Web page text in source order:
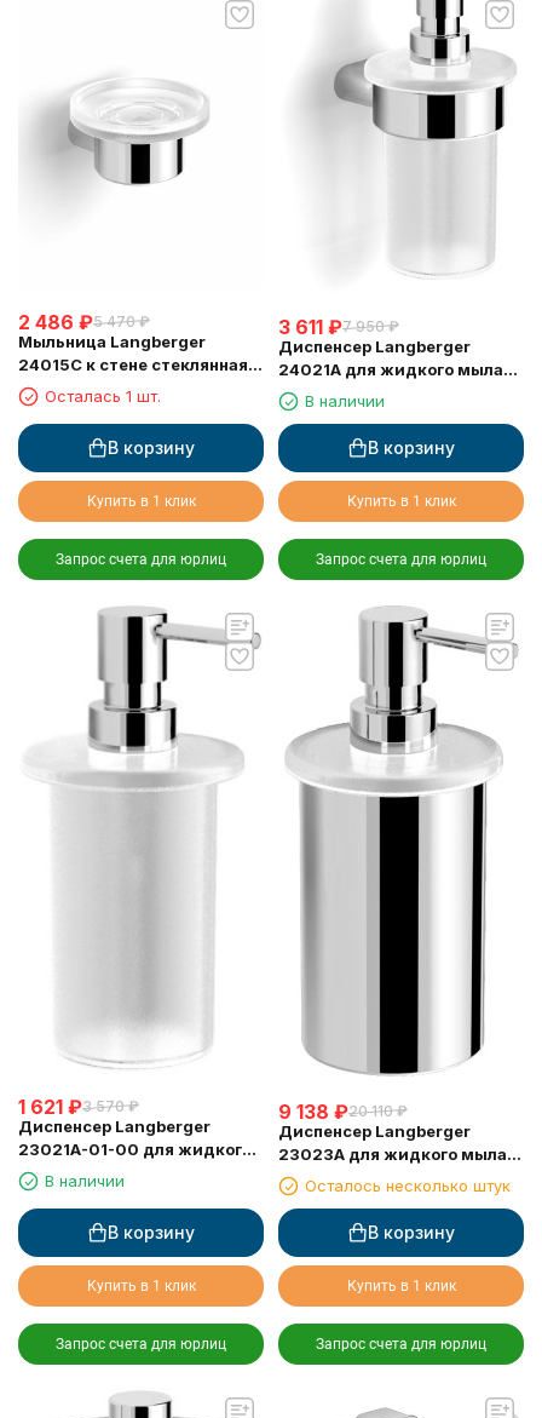
2 486 ₽5 470 ₽
Мыльница Langberger
24015C к стене стеклянная
круглаяОсталась 1 шт.
В корзину
Купить в 1 клик
Запрос счета для юрлиц
3 611 ₽7 950 ₽
Диспенсер Langberger
24021A для жидкого мыла
стеклянный к стене круглый
В наличии
В корзину
Купить в 1 клик
Запрос счета для юрлиц
1 621 ₽3 570 ₽
Диспенсер Langberger
23021A-01-00 для жидкого
мыла стеклянный круглый
В наличии
В корзину
Купить в 1 клик
Запрос счета для юрлиц
9 138 ₽20 110 ₽
Диспенсер Langberger
23023A для жидкого мыла
стеклянный настольный
круглый
Осталось несколько штук
В корзину
Купить в 1 клик
Запрос счета для юрлиц